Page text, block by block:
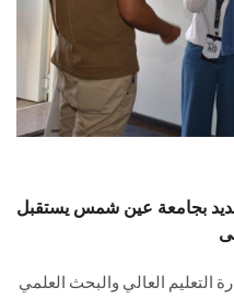
بجامعة عين شمس يستقبل
التعليم العالي والبحث العلمي